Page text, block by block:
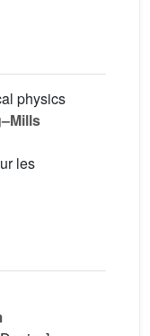
physics
les